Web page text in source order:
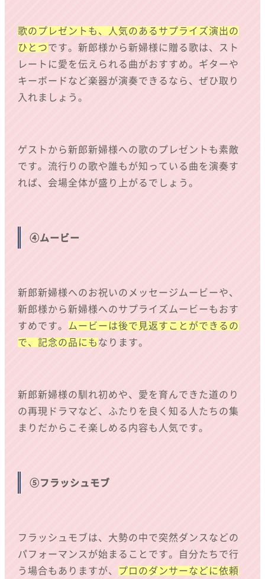
歌のプレゼントも、人気のあるサプライズ演出の
ひとつです。新郎様から新婦様に贈る歌は、スト
レートに愛を伝えられる曲がおすすめ。ギターや
キーボードなど楽器が演奏できるなら、ぜひ取り
入れましょう。
ゲストから新郎新婦様への歌のプレゼントも素敵
です。流行りの歌や誰もが知っている曲を演奏す
れば、会場全体が盛り上がるでしょう。
④ムービー
新郎新婦様へのお祝いのメッセージムービーや、
新郎様から新婦様へのサプライズムービーもおす
すめです。
ムービーは後で見返すことができるの
で、記念の品にも なります。
新郎新婦様の馴れ初めや、愛を育んできた道のり
の再現ドラマなど、ふたりを良く知る人たちの集
まりだからこそ楽しめる内容も人気です。
⑤フラッシュモブ
フラッシュモブは、大勢の中で突然ダンスなどの
パフォーマンスが始まることです。自分たちで行
う場合もありますが、
プロのダンサーなどに依頼